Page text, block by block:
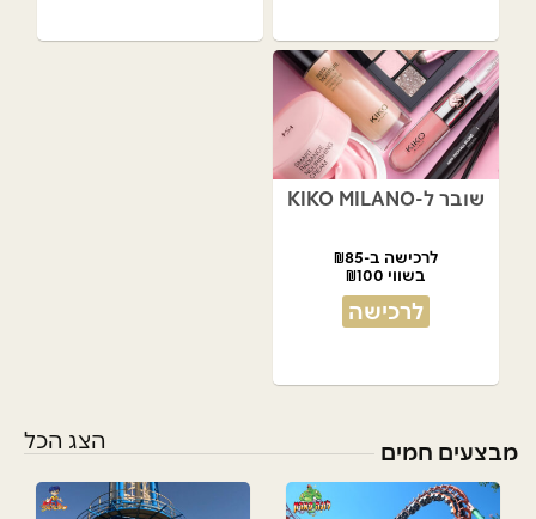
שובר ל-KIKO MILANO
לרכישה ב-₪85
בשווי ₪100
לרכישה
מבצעים חמים הצג הכל